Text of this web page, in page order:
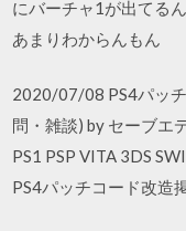
にバーチャ1が出てる
あまりわからんもん
2020/07/08 PS4パッ
問・雑談) by セーブエ
PS1 PSP VITA 3DS
PS4パッチコード改造